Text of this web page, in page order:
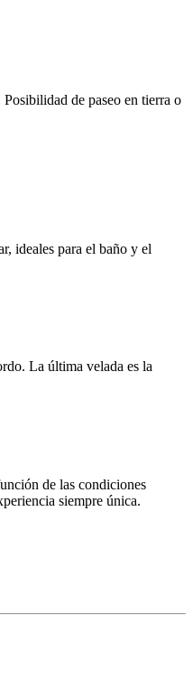
de paseo en tierra o
ideales para el baño y el
La última velada es la
de las condiciones
siempre única.